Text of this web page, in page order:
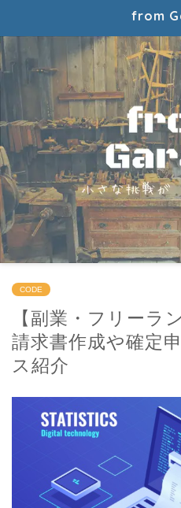
from
CODE
【副業・フリーラ
請求書作成や確定
ス紹介